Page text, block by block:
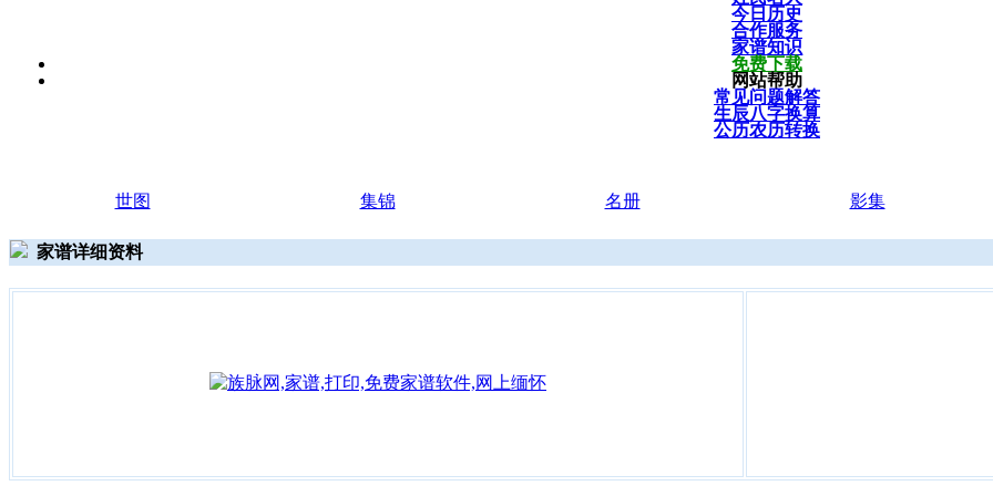
今日历史
合作服务
家谱知识
免费下载
网站帮助
常见问题解答
生辰八字换算
公历农历转换
世图 集锦 名册 影集
家谱详细资料